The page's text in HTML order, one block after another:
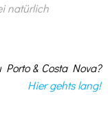
natürlich
& Costa Nova?
Hier gehts lang!